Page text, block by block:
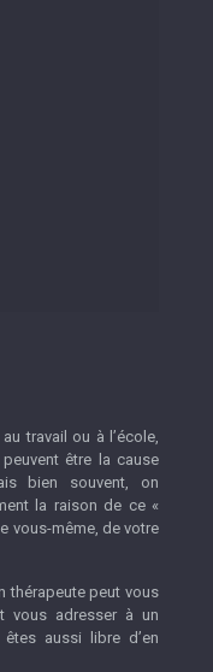
travail ou à l’école,
être la cause
bien souvent, on
la raison de ce «
vous-même, de votre
thérapeute peut vous
vous adresser à un
aussi libre d’en